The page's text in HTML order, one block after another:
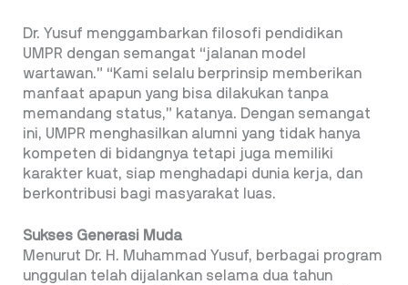
Dr. Yusuf menggambarkan filosofi pendidikan
UMPR dengan semangat “jalanan model
wartawan.” “Kami selalu berprinsip memberikan
manfaat apapun yang bisa dilakukan tanpa
memandang status,” katanya. Dengan semangat
ini, UMPR menghasilkan alumni yang tidak hanya
kompeten di bidangnya tetapi juga memiliki
karakter kuat, siap menghadapi dunia kerja, dan
berkontribusi bagi masyarakat luas.
Sukses Generasi Muda
Menurut Dr. H. Muhammad Yusuf, berbagai program
unggulan telah dijalankan selama dua tahun